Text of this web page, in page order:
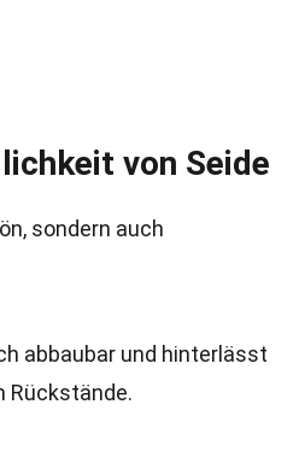
von Seide
sondern auch
abbaubar und hinterlässt
Rückstände.